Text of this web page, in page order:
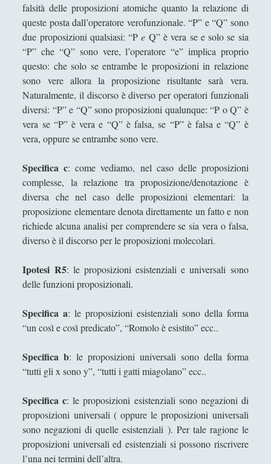
Bonvicini in una visione alchemica
La Costituzione estetica al genitivo impolitico d'un
Potremmo
La crisi dei linguaggi artistici
La filosofia e il linguaggio politico cinese. La
riscoperta di Confucio e i limiti filosofici della
nostra comprensione della Cina [3/3]
La macellazione dell'arte che "maschera" la
monumentalità della filosofia
La poetica della musica di Igor Stravinskij
La risorsa di Dio, la Madonna, nell'opera di
conversione del Cristianesimo l "Incredulità di San
Tommaso" di Caravaggio
La scultura è una fiamma all'esistenzialismo con
La tecnica dodecafonica e la querelle sul "Doctor
Faustus" di Thomas Mann
La trasparenza della plastica che sublima la
"macchia d'olio" sul potere
Pedagogia Sociale – Integrazione di Giochi e
Interazione Sociale nel Processo di
Riflessioni filosofiche sul cinema di guerra - Capire
la guerra attraverso il cinema
Riproducendo la contaminazione che si purifica
falsità delle proposizioni atomiche quanto la relazione di
queste posta dall’operatore verofunzionale. “P” e “Q” sono
due proposizioni qualsiasi: “Pe Q” è vera se e solo se sia
“P” che “Q” sono vere, l’operatore “e” implica proprio
questo: che solo se entrambe le proposizioni in relazione
sono vere allora la proposizione risultante sarà vera.
Naturalmente, il discorso è diverso per operatori funzionali
diversi: “P” e “Q” sono proposizioni qualunque: “P o Q” è
vera se “P” è vera e “Q” è falsa, se “P” è falsa e “Q” è
vera, oppure se entrambe sono vere.
Specifica c: come vediamo, nel caso delle proposizioni
complesse, la relazione tra proposizione/denotazione è
diversa che nel caso delle proposizioni elementari: la
proposizione elementare denota direttamente un fatto e non
richiede alcuna analisi per comprendere se sia vera o falsa,
diverso è il discorso per le proposizioni molecolari.
Ipotesi R5: le proposizioni esistenziali e universali sono
delle funzioni proposizionali.
Specifica a: le proposizioni esistenziali sono della forma
“un così e così predicato”, “Romolo è esistito” ecc..
Specifica b: le proposizioni universali sono della forma
“tutti gli x sono y”, “tutti i gatti miagolano” ecc..
Specifica c: le proposizioni esistenziali sono negazioni di
proposizioni universali ( oppure le proposizioni universali
sono negazioni di quelle esistenziali ). Per tale ragione le
proposizioni universali ed esistenziali si possono riscrivere
l’una nei termini dell’altra.